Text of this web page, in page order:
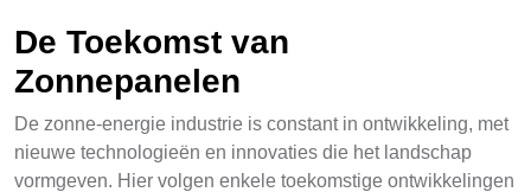
De Toekomst van
Zonnepanelen
De zonne-energie industrie is constant in ontwikkeling, met
nieuwe technologieën en innovaties die het landschap
vormgeven. Hier volgen enkele toekomstige ontwikkelingen